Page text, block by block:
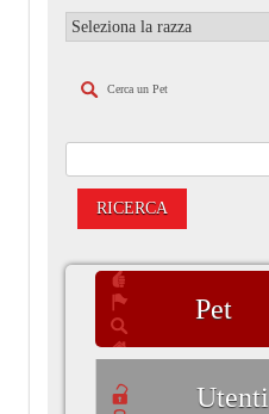
Cerca un Pet
RICERCA
Pet
Utenti